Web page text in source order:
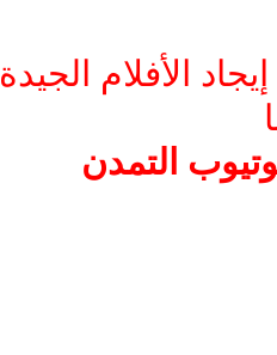
الأفلام الجيدة
التمدن